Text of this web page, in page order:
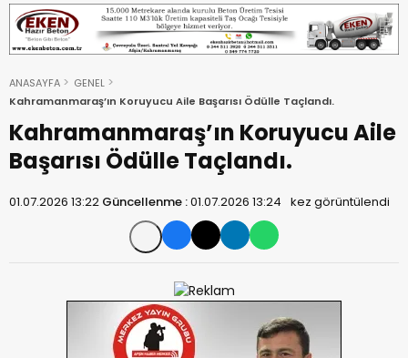
ANASAYFA
GENEL
Kahramanmaraş’ın Koruyucu Aile Başarısı Ödülle Taçlandı.
Kahramanmaraş’ın Koruyucu Aile
Başarısı Ödülle Taçlandı.
01.07.2026 13:22 Güncellenme :01.07.2026 13:24 kez görüntülendi